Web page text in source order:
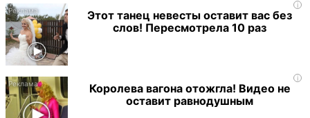
i
Этот танец невесты оставит вас без
слов! Пересмотрела 10 раз
i
Королева вагона отожгла! Видео не
оставит равнодушным